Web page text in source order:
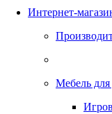
Интернет-
Мебель для